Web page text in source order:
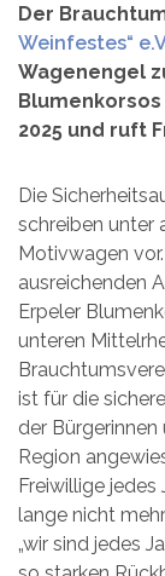
Der
Weinfestes“
Wagenengel
2025 und ruft
Die
schreiben unter
Motivwagen
ausreichenden
Erpeler
unteren
ist für die
der
Region
Freiwillige jedes
lange nicht
„wir sind jedes